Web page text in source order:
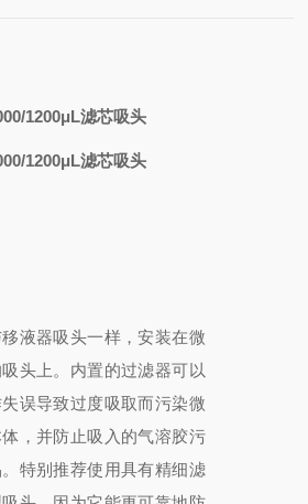
1200μL滤芯吸头
1200μL滤芯吸头
液器吸头一样，安装在微
头上。内置的过滤器可以
误导致过度吸取而污染微
，并防止吸入的气溶胶污
特别推荐使用具有精细滤